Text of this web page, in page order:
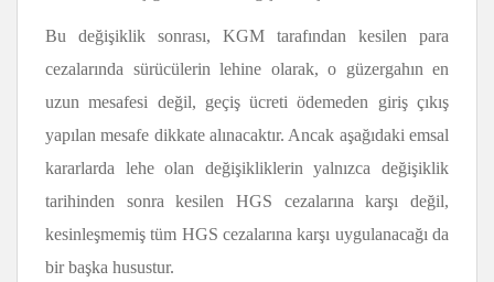
Bu değişiklik sonrası, KGM tarafından kesilen para
cezalarında sürücülerin lehine olarak, o güzergahın en
uzun mesafesi değil, geçiş ücreti ödemeden giriş çıkış
yapılan mesafe dikkate alınacaktır. Ancak aşağıdaki emsal
kararlarda lehe olan değişikliklerin yalnızca değişiklik
tarihinden sonra kesilen HGS cezalarına karşı değil,
kesinleşmemiş tüm HGS cezalarına karşı uygulanacağı da
bir başka husustur.